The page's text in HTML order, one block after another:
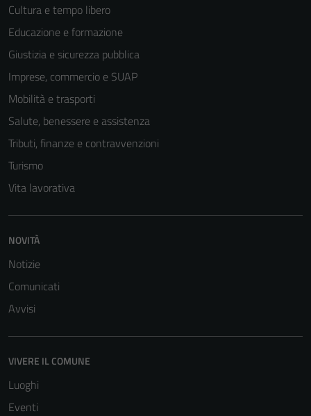
Cultura e tempo libero
Educazione e formazione
Giustizia e sicurezza pubblica
Imprese, commercio e SUAP
Mobilità e trasporti
Salute, benessere e assistenza
Tributi, finanze e contravvenzioni
Turismo
Vita lavorativa
NOVITÀ
Notizie
Comunicati
Avvisi
VIVERE IL COMUNE
Luoghi
Eventi
Tecnici